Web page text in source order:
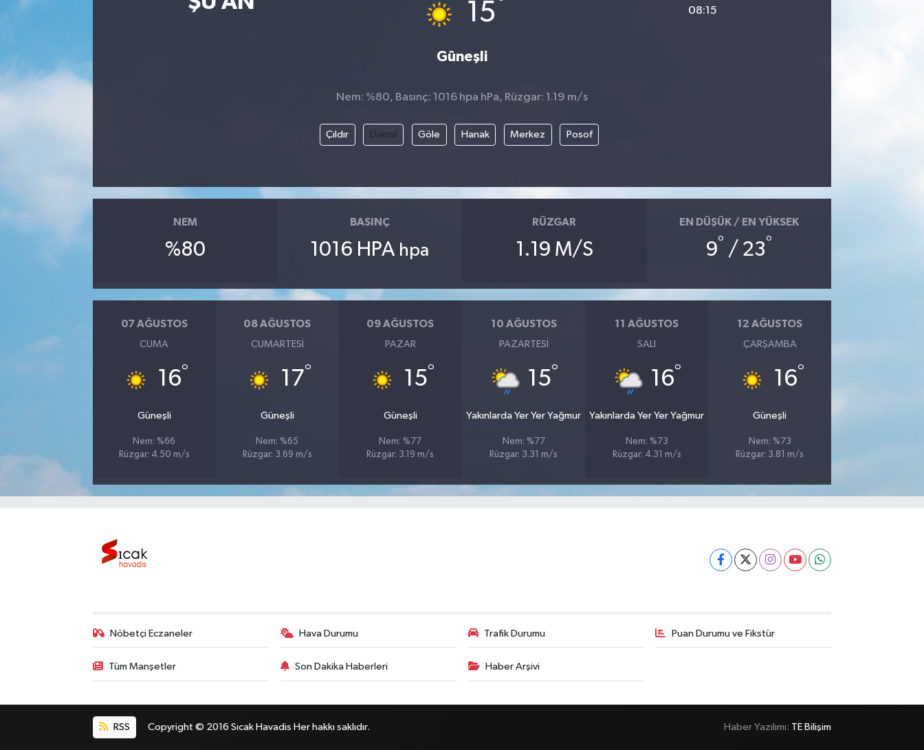
15
Güneşli
08:15
Nem: %80, Basınç: 1016 hpa hPa, Rüzgar: 1.19 m/s
Çıldır Damal Göle Hanak Merkez Posof
NEM
%80
BASINÇ
1016 HPA hpa
RÜZGAR
1.19 M/S
EN DÜŞÜK / EN YÜKSEK
9° / 23°
07 AĞUSTOS
CUMA
16°
Güneşli
Nem: %66
Rüzgar: 4.50 m/s
08 AĞUSTOS
CUMARTESI
17°
Güneşli
Nem: %65
Rüzgar: 3.69 m/s
09 AĞUSTOS
PAZAR
15°
Güneşli
Nem: %77
Rüzgar: 3.19 m/s
10 AĞUSTOS
PAZARTESI
15°
Yakınlarda Yer Yer Yağmur
Nem: %77
Rüzgar: 3.31 m/s
11 AĞUSTOS
SALI
16°
Yakınlarda Yer Yer Yağmur
Nem: %73
Rüzgar: 4.31 m/s
12 AĞUSTOS
ÇARŞAMBA
16°
Güneşli
Nem: %73
Rüzgar: 3.81 m/s
Nöbetçi Eczaneler Hava Durumu Trafik Durumu Puan Durumu ve Fikstür
Tüm Manşetler Son Dakika Haberleri Haber Arşivi
RSS Copyright © 2016 Sıcak Havadis Her hakkı saklıdır. Haber Yazılımı: TE Bilişim
Sağlık
Kültür & Sanat
Bilim, Teknoloji